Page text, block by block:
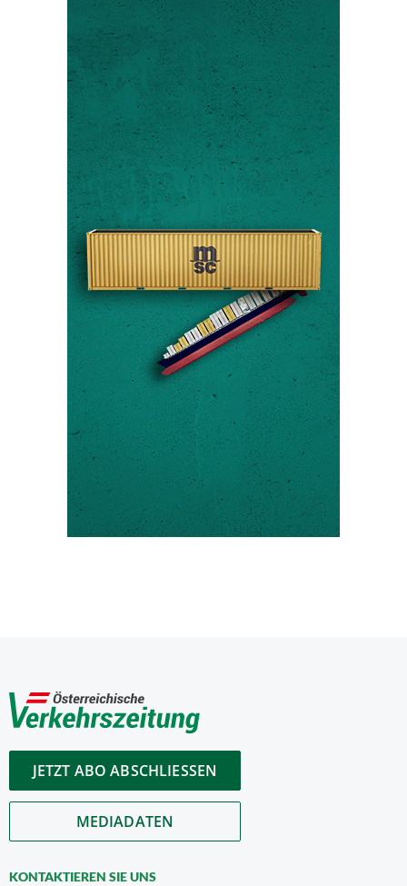
JETZT ABO ABSCHLIESSEN
MEDIADATEN
KONTAKTIEREN SIE UNS